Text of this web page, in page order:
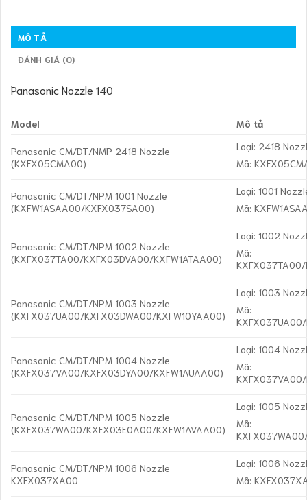
MÔ TẢ
ĐÁNH GIÁ (0)
Panasonic Nozzle 140
Model Mô tả
Panasonic CM/DT/NMP 2418 Nozzle
(KXFX05CMA00)
Loại: 2418
Mã:
Panasonic CM/DT/NPM 1001 Nozzle
(KXFW1ASAA00/KXFX037SA00)
Loại: 1001
Mã:
Panasonic CM/DT/NPM 1002 Nozzle
(KXFX037TA00/KXFX03DVA00/KXFW1ATAA00)
Loại: 1002
Mã:
KXFX037TA00/
Panasonic CM/DT/NPM 1003 Nozzle
(KXFX037UA00/KXFX03DWA00/KXFW10YAA00)
Loại: 1003
Mã:
Panasonic CM/DT/NPM 1004 Nozzle
(KXFX037VA00/KXFX03DYA00/KXFW1AUAA00)
Loại: 1004
Mã:
Panasonic CM/DT/NPM 1005 Nozzle
(KXFX037WA00/KXFX03E0A00/KXFW1AVAA00)
Loại: 1005
Mã:
Panasonic CM/DT/NPM 1006 Nozzle
KXFX037XA00
Loại: 1006
Mã: